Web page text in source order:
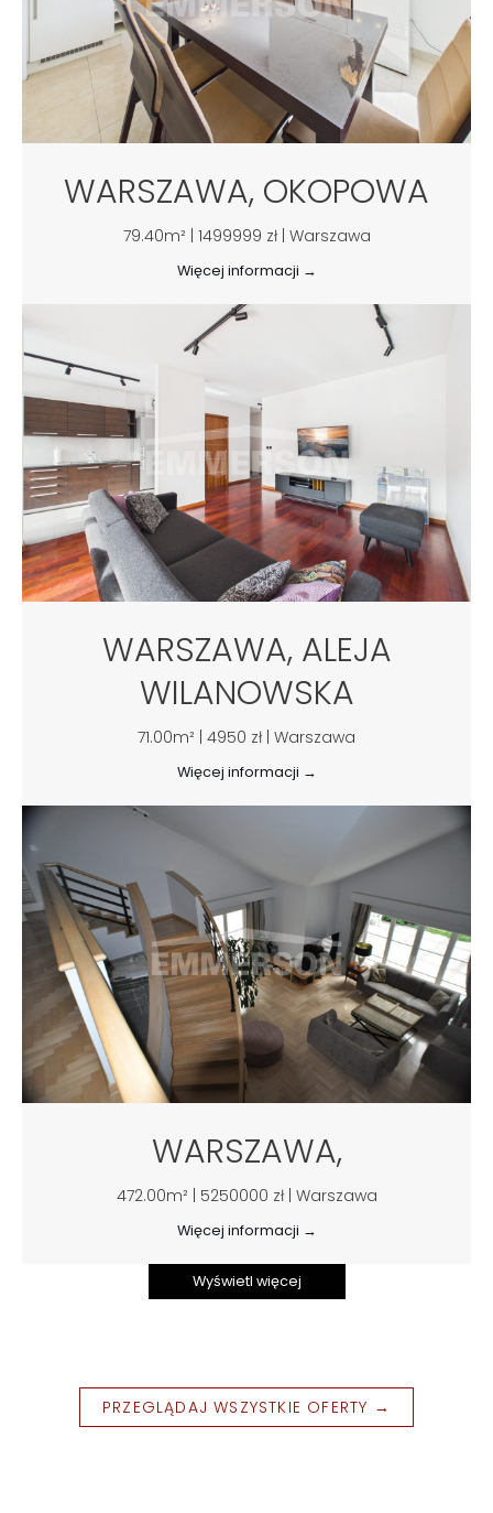
WARSZAWA, OKOPOWA
79.40m² | 1499999 zł | Warszawa
Więcej informacji →
WARSZAWA, ALEJA
WILANOWSKA
71.00m² | 4950 zł | Warszawa
Więcej informacji →
WARSZAWA,
472.00m² | 5250000 zł | Warszawa
Więcej informacji →
Wyświetl więcej
PRZEGLĄDAJ WSZYSTKIE OFERTY →